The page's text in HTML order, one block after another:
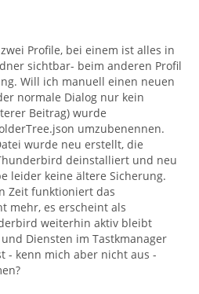
Profile, bei einem ist alles in
sichtbar- beim anderen Profil
Will ich manuell einen neuen
normale Dialog nur kein
Beitrag) wurde
umzubenennen.
wurde neu erstellt, die
deinstalliert und neu
leider keine ältere Sicherung.
Zeit funktioniert das
mehr, es erscheint als
weiterhin aktiv bleibt
Diensten im Tastkmanager
- kenn mich aber nicht aus -